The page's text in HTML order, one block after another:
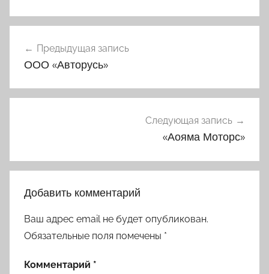
по
Предыдущая запись
ООО «Авторусь»
Следующая запись
«Аояма Моторс»
Добавить комментарий
Ваш адрес email не будет опубликован.
Обязательные поля помечены *
Комментарий *